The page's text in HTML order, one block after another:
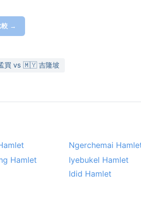
較 →
vs 🇲🇾 吉隆坡
Ngerchemai
Hamlet
Iyebukel Hamlet
Idid Hamlet